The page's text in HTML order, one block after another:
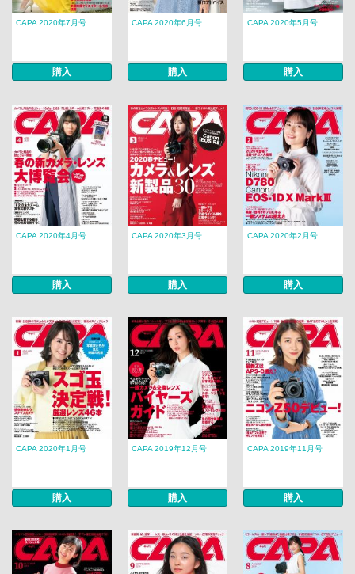
CAPA 2020年7月号
購入
CAPA 2020年6月号
購入
CAPA 2020年5月号
購入
CAPA 2020年4月号
購入
CAPA 2020年3月号
購入
CAPA 2020年2月号
購入
CAPA 2020年1月号
購入
CAPA 2019年12月号
購入
CAPA 2019年11月号
購入